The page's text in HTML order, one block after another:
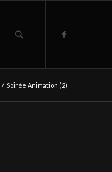
/ Soirée Animation (2)